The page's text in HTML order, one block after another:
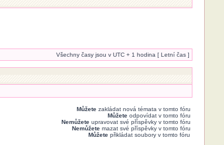
Všechny časy jsou v UTC + 1 hodina [ Letní čas ]
Můžetezakládat nová témata v tomto fóru
Můžeteodpovídat v tomto fóru
Nemůžeteupravovat své příspěvky v tomto fóru
Nemůžetemazat své příspěvky v tomto fóru
Můžetepřikládat soubory v tomto fóru